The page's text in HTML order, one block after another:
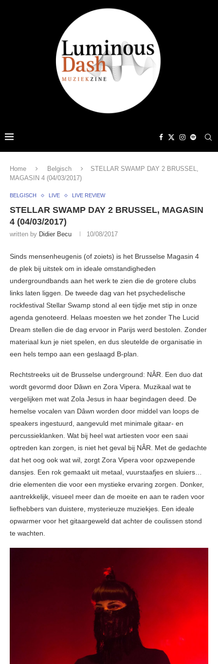
Home Belgisch
STELLAR SWAMP DAY 2 BRUSSEL,
MAGASIN 4 (04/03/2017)
BELGISCH LIVE LIVE REVIEW
STELLAR SWAMP DAY 2 BRUSSEL, MAGASIN
4 (04/03/2017)
written by Didier Becu 10/08/2017
Sinds mensenheugenis (of zoiets) is het Brusselse Magasin 4
de plek bij uitstek om in ideale omstandigheden
undergroundbands aan het werk te zien die de grotere clubs
links laten liggen. De tweede dag van het psychedelische
rockfestival Stellar Swamp stond al een tijdje met stip in onze
agenda genoteerd. Helaas moesten we het zonder The Lucid
Dream stellen die de dag ervoor in Parijs werd bestolen. Zonder
materiaal kun je niet spelen, en dus sleutelde de organisatie in
een hels tempo aan een geslaagd B-plan.
Rechtstreeks uit de Brusselse underground: NÂR. Een duo dat
wordt gevormd door Dâwn en Zora Vipera. Muzikaal wat te
vergelijken met wat Zola Jesus in haar begindagen deed. De
hemelse vocalen van Dâwn worden door middel van loops de
speakers ingestuurd, aangevuld met minimale gitaar- en
percussieklanken. Wat bij heel wat artiesten voor een saai
optreden kan zorgen, is niet het geval bij NÂR. Met de gedachte
dat het oog ook wat wil, zorgt Zora Vipera voor opzwepende
dansjes. Een rok gemaakt uit metaal, vuurstaafjes en sluiers…
drie elementen die voor een mystieke ervaring zorgen. Donker,
aantrekkelijk, visueel meer dan de moeite en aan te raden voor
liefhebbers van duistere, mysterieuze muziekjes. Een ideale
opwarmer voor het gitaargeweld dat achter de coulissen stond
te wachten.